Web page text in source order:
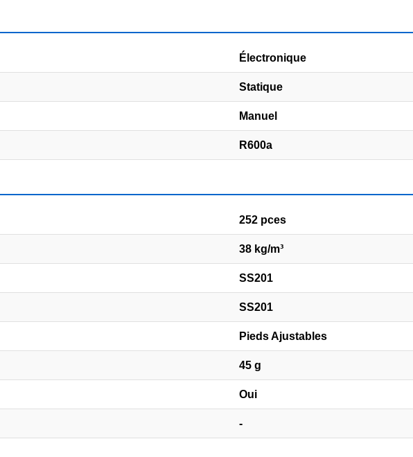
Électronique
Statique
Manuel
R600a
252 pces
38 kg/m³
SS201
SS201
Pieds Ajustables
45 g
Oui
-